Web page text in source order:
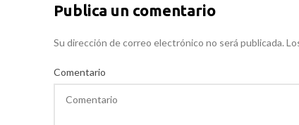
Publica un comentario
Su dirección de correo electrónico no será publicada.
Comentario